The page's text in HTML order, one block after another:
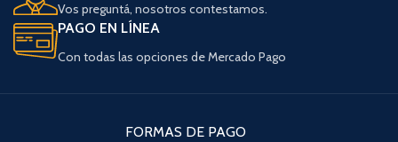
Vos preguntá, nosotros contestamos.
PAGO EN LÍNEA
Con todas las opciones de Mercado Pago
FORMAS DE PAGO